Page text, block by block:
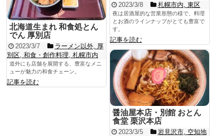
2023/3/8 札幌市内 東区
夜は居酒屋的な営業形態の様で、料理
とお酒のラインナップがとても豊富で
す。
記事を読む
北海道生まれ 和食処とん
でん 厚別店
2023/3/7 ラーメン以外, 厚
別区 和食・創作料理 札幌市内
道外にも店舗を展開する、豊富なメニ
ューが魅力の和食チェーン。
記事を読む
醤油屋本店・別館 おとん
食堂 栗沢本店
2023/3/5 岩見沢市, 空知地